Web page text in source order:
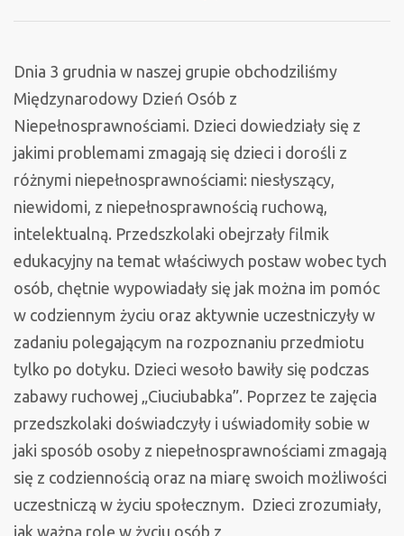
z
Niepełnosprawnościami
Dnia 3 grudnia w naszej grupie obchodziliśmy
Międzynarodowy Dzień Osób z
Niepełnosprawnościami. Dzieci dowiedziały się z
jakimi problemami zmagają się dzieci i dorośli z
różnymi niepełnosprawnościami: niesłyszący,
niewidomi, z niepełnosprawnością ruchową,
intelektualną. Przedszkolaki obejrzały filmik
edukacyjny na temat właściwych postaw wobec tych
osób, chętnie wypowiadały się jak można im pomóc
w codziennym życiu oraz aktywnie uczestniczyły w
zadaniu polegającym na rozpoznaniu przedmiotu
tylko po dotyku. Dzieci wesoło bawiły się podczas
zabawy ruchowej „Ciuciubabka”. Poprzez te zajęcia
przedszkolaki doświadczyły i uświadomiły sobie w
jaki sposób osoby z niepełnosprawnościami zmagają
się z codziennością oraz na miarę swoich możliwości
uczestniczą w życiu społecznym. Dzieci zrozumiały,
jak ważną rolę w życiu osób z